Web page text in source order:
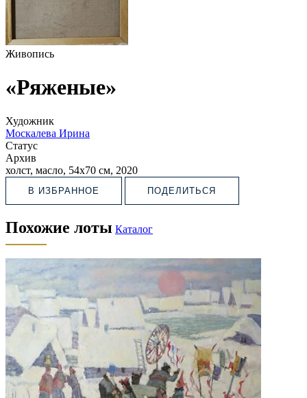
Живопись
«Ряженые»
Художник
Москалева Ирина
Статус
Архив
холст, масло, 54х70 см, 2020
В ИЗБРАННОЕ ПОДЕЛИТЬСЯ
Похожие лоты Каталог